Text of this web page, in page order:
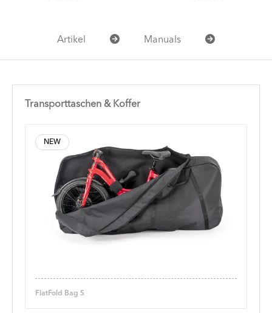
Artikel Manuals
Transporttaschen & Koffer
NEW
FlatFold Bag S